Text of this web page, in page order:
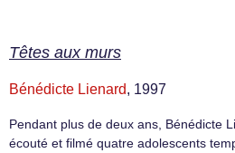
Têtes aux murs
Bénédicte Lienard, 1997
Pendant plus de deux ans, Bénédicte
écouté et filmé quatre adolescents